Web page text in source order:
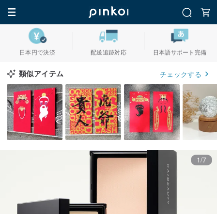
日本円で決済 配送追跡対応 日本語サポート完備
類似アイテム チェックする
1/7